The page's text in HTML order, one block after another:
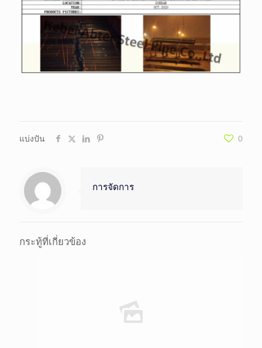
แบ่งปัน 0
การจัดการ
กระทู้ที่เกี่ยวข้อง